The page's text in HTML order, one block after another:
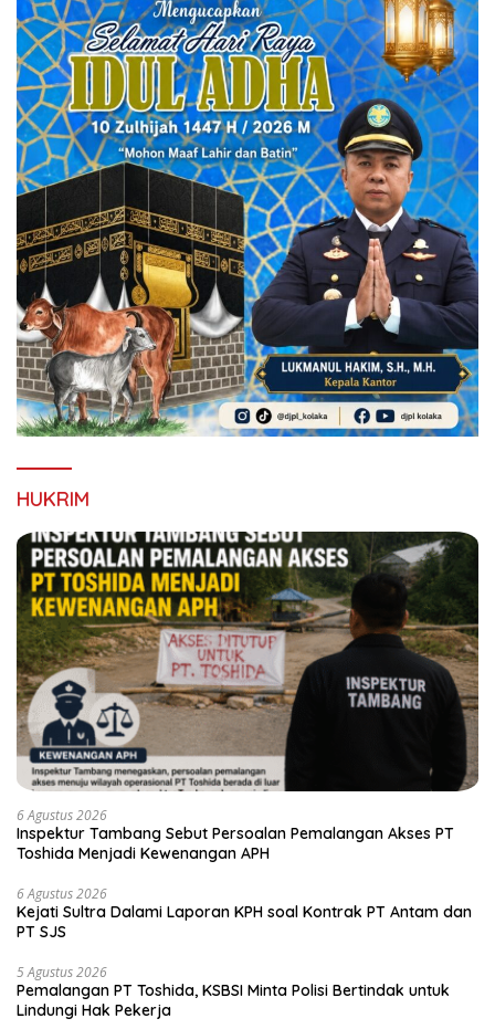
HUKRIM
6 Agustus 2026
Inspektur Tambang Sebut Persoalan Pemalangan Akses PT
Toshida Menjadi Kewenangan APH
6 Agustus 2026
Kejati Sultra Dalami Laporan KPH soal Kontrak PT Antam dan
PT SJS
5 Agustus 2026
Pemalangan PT Toshida, KSBSI Minta Polisi Bertindak untuk
Lindungi Hak Pekerja